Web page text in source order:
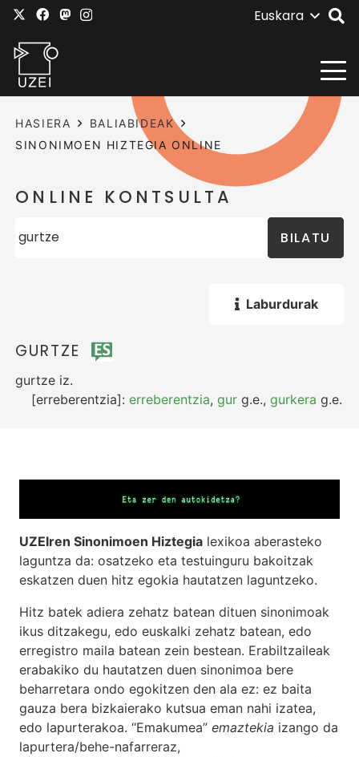
Euskara
HASIERA
BALIABIDEAK
SINONIMOEN HIZTEGIA ONLINE
ONLINE KONTSULTA
BILATU
Laburdurak
GURTZE
gurtze iz.
[erreberentzia]:erreberentzia,gur g.e.,gurkera g.e.
UZEIren Sinonimoen Hiztegia lexikoa aberasteko
laguntza da: osatzeko eta testuinguru bakoitzak
eskatzen duen hitz egokia hautatzen laguntzeko.
Hitz batek adiera zehatz batean dituen sinonimoak
ikus ditzakegu, edo euskalki zehatz batean, edo
erregistro maila batean zein bestean. Erabiltzaileak
erabakiko du hautatzen duen sinonimoa bere
beharretara ondo egokitzen den ala ez: ez baita
gauza bera bizkaierako kutsua eman nahi izatea,
edo lapurterakoa. “Emakumea” emaztekia izango da
lapurtera/behe-nafarreraz,